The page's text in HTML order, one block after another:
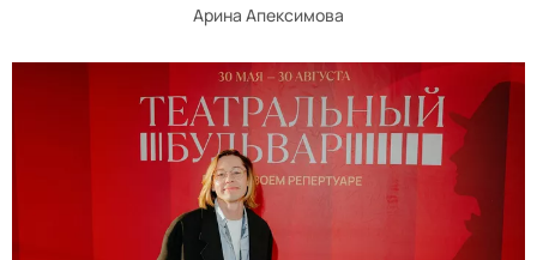
Арина Апексимова